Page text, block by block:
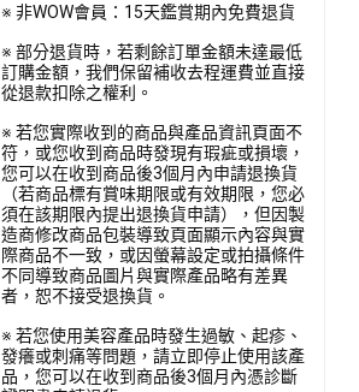
※ 非WOW會員：15天鑑賞期內免費退貨
※ 部分退貨時，若剩餘訂單金額未達最低
訂購金額，我們保留補收去程運費並直接
從退款扣除之權利。
※ 若您實際收到的商品與產品資訊頁面不
符，或您收到商品時發現有瑕疵或損壞，
您可以在收到商品後3個月內申請退換貨
（若商品標有賞味期限或有效期限，您必
須在該期限內提出退換貨申請），但因製
造商修改商品包裝導致頁面顯示內容與實
際商品不一致，或因螢幕設定或拍攝條件
不同導致商品圖片與實際產品略有差異
者，恕不接受退換貨。
※ 若您使用美容產品時發生過敏、起疹、
發癢或刺痛等問題，請立即停止使用該產
品，您可以在收到商品後3個月內憑診斷